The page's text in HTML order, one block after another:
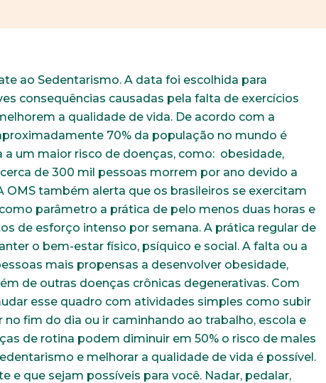
ao Sedentarismo. A data foi escolhida para
consequências causadas pela falta de exercícios
a qualidade de vida. De acordo com a
70% da população no mundo é
um maior risco de doenças, como: obesidade,
de 300 mil pessoas morrem por ano devido a
também alerta que os brasileiros se exercitam
parâmetro a prática de pelo menos duas horas e
de esforço intenso por semana. A prática regular de
o bem-estar físico, psíquico e social. A falta ou a
mais propensas a desenvolver obesidade,
de outras doenças crônicas degenerativas. Com
esse quadro com atividades simples como subir
no fim do dia ou ir caminhando ao trabalho, escola e
de rotina podem diminuir em 50% o risco de males
e melhorar a qualidade de vida é possível.
e que sejam possíveis para você. Nadar, pedalar,